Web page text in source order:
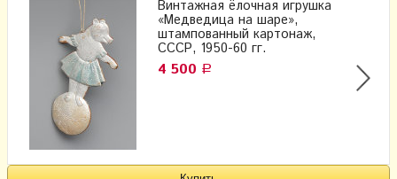
Винтажная ёлочная игрушка
«Медведица на шаре»,
штампованный картонаж,
СССР, 1950-60 гг.
4 500 Р